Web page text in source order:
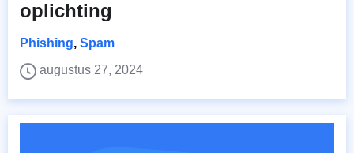
oplichting
Phishing, Spam
augustus 27, 2024